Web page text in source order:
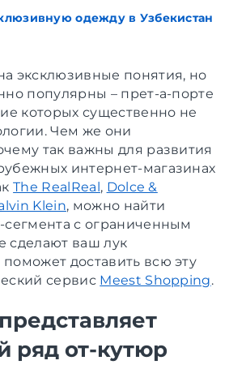
одежду в Узбекистан
эксклюзивные понятия, но
популярны – прет-а-порте
которых существенно не
Чем же они
так важны для развития
интернет-магазинах
The RealReal, Dolce &
Klein, можно найти
с ограниченным
сделают ваш лук
доставить всю эту
сервис Meest Shopping.
ряд от-кутюр